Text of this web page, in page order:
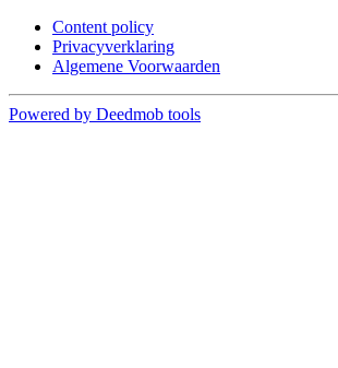
Content policy
Privacyverklaring
Algemene Voorwaarden
Powered by Deedmob tools